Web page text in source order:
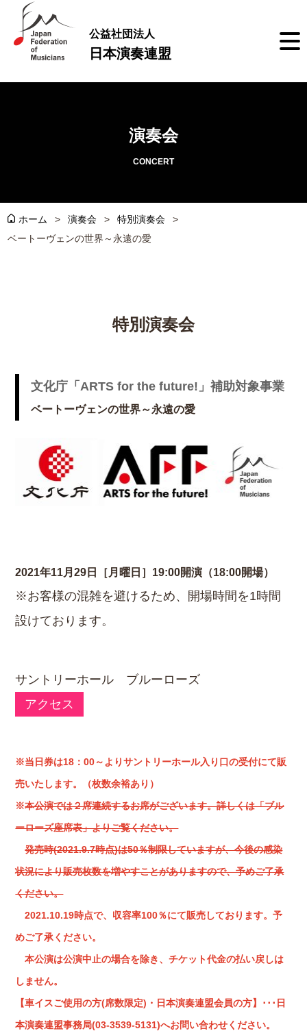
公益社団法人
日本演奏連盟
演奏会
CONCERT
ホーム 演奏会
特別演奏会
ベートーヴェンの世界～永遠の愛
特別演奏会
文化庁「ARTS for the future!」補助対象事業
ベートーヴェンの世界～永遠の愛
2021年11月29日［月曜日］19:00開演（18:00開場）
※お客様の混雑を避けるため、開場時間を1時間
設けております。
サントリーホール ブルーローズ
アクセス
※当日券は18：00～よりサントリーホール入り口の受付にて販
売いたします。（枚数余裕あり）
※本公演では２席連続するお席がございます。詳しくは「ブル
ーローズ座席表」よりご覧ください。
発売時(2021.9.7時点)は50％制限していますが、今後の感染
状況により販売枚数を増やすことがありますので、予めご了承
ください。
2021.10.19時点で、収容率100％にて販売しております。予
めご了承ください。
本公演は公演中止の場合を除き、チケット代金の払い戻しは
しません。
【車イスご使用の方(席数限定)・日本演奏連盟会員の方】･･･日
本演奏連盟事務局(03-3539-5131)へお問い合わせください。